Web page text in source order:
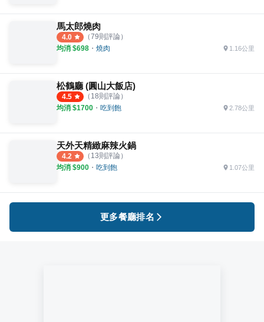
馬太郎燒肉
4.0 （79則評論）
均消 $698 ・ 燒肉 1.16公里
松鶴廳 (圓山大飯店)
4.5 （ 18則評論）
均消 $1700 ・ 吃到飽 2.78公里
天外天精緻麻辣火鍋
4.2 （ 13則評論）
均消 $900 ・ 吃到飽 1.07公里
更多餐廳排名